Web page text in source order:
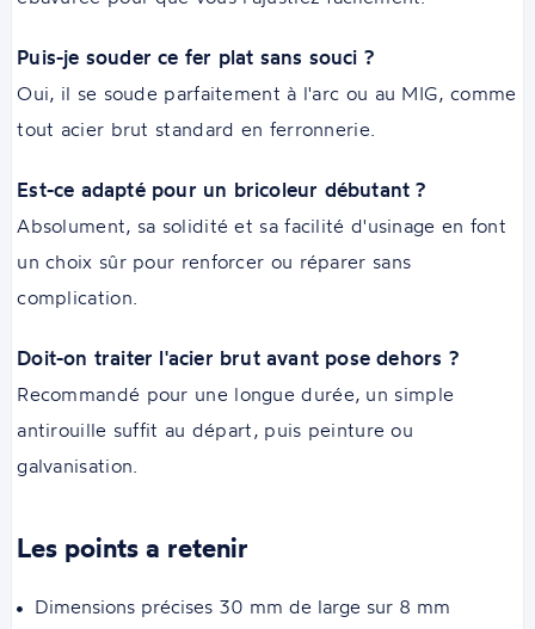
Puis-je souder ce fer plat sans souci ?
Oui, il se soude parfaitement à l'arc ou au MIG, comme
tout acier brut standard en ferronnerie.
Est-ce adapté pour un bricoleur débutant ?
Absolument, sa solidité et sa facilité d'usinage en font
un choix sûr pour renforcer ou réparer sans
complication.
Doit-on traiter l'acier brut avant pose dehors ?
Recommandé pour une longue durée, un simple
antirouille suffit au départ, puis peinture ou
galvanisation.
Les points a retenir
Dimensions précises 30 mm de large sur 8 mm